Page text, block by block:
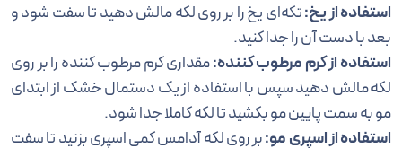
استفاده از یخ:تکه‌ای یخ را بر روی لکه مالش دهید تا سفت شود و
بعد با دست آن را جدا کنید.
استفاده از کرم مرطوب کننده:مقداری کرم مرطوب کننده را بر روی
لکه مالش دهید سپس با استفاده از یک دستمال خشک از ابتدای
مو به سمت پایین مو بکشید تا لکه کاملا جدا شود.
استفاده از اسپری مو:بر روی لکه آدامس کمی اسپری بزنید تا سفت